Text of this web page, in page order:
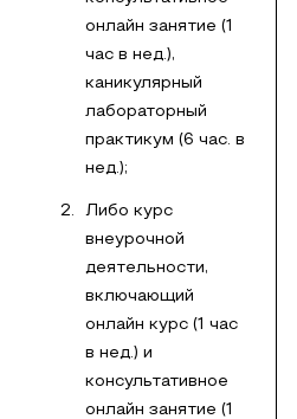
онлайн занятие (1
час в нед.),
каникулярный
лабораторный
практикум (6 час. в
нед.);
Либо курс
внеурочной
деятельности,
включающий
онлайн курс (1 час
в нед.) и
консультативное
онлайн занятие (1